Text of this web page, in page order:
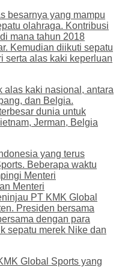
besarnya yang mampu
olahraga. Kontribusi
mana tahun 2018
Kemudian diikuti sepatu
serta alas kaki keperluan
alas kaki nasional, antara
dan Belgia.
dunia untuk
Jerman, Belgia
yang terus
Beberapa waktu
Menteri
Menteri
PT KMK Global
Presiden bersama
dengan para
sepatu merek Nike dan
Global Sports yang